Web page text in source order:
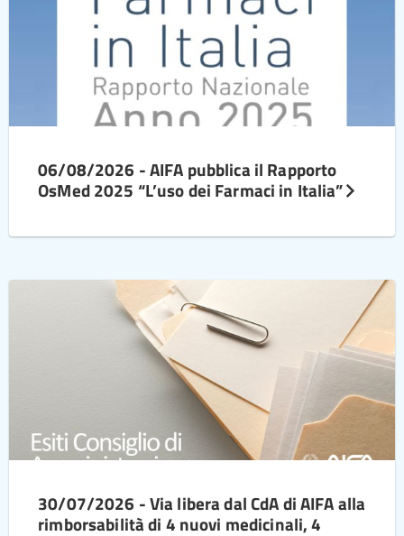
06/08/2026 - AIFA pubblica il Rapporto
OsMed 2025 “L’uso dei Farmaci in Italia”
30/07/2026 - Via libera dal CdA di AIFA alla
rimborsabilità di 4 nuovi medicinali, 4